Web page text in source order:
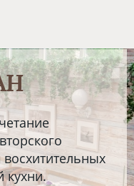
кухни.